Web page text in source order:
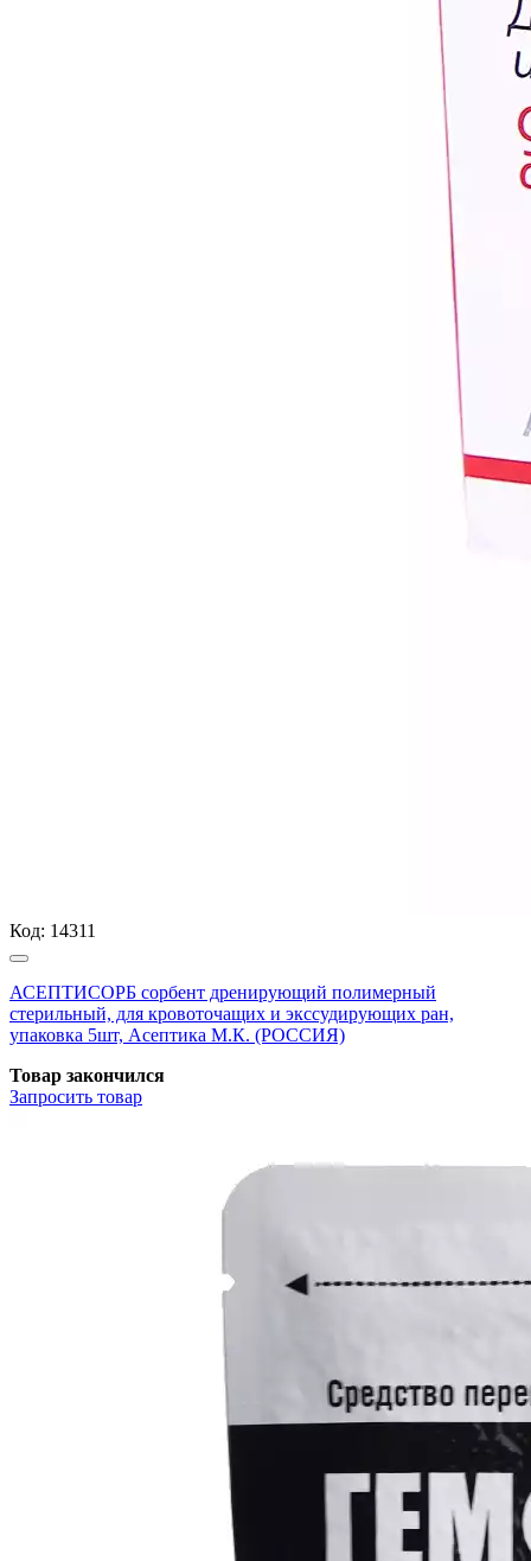
Код: 14311
АСЕПТИСОРБ сорбент дренирующий полимерный
стерильный, для кровоточащих и экссудирующих ран,
упаковка 5шт, Асептика М.К. (РОССИЯ)
Товар закончился
Запросить товар